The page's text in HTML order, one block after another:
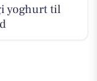
yoghurt til